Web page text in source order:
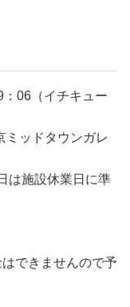
06（イチキュー
ッドタウンガレ
は施設休業日に準
できませんので予